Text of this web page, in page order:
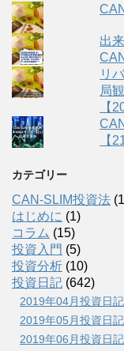
出
リ
局
【
【
カテゴリー
CAN-SLIM投資法
はじめに (1)
コラム (15)
投資入門 (5)
投資分析 (10)
投資日記 (642)
2019年04月投資日記
2019年05月投資日記
2019年06月投資日記